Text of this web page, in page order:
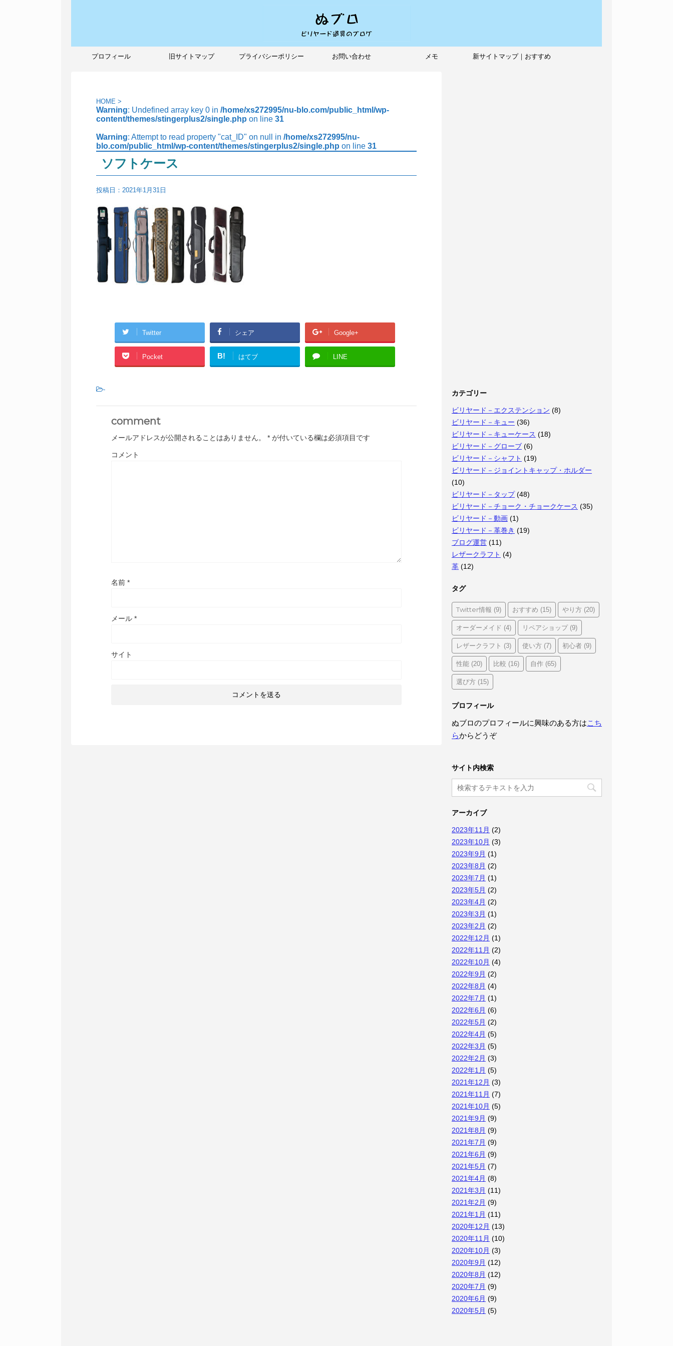
プロフィール 旧サイトマップ プライバシーポリシー お問い合わせ メモ 新サイトマップ｜おすすめ
HOME >
Warning: Undefined array key 0 in /home/xs272995/nu-blo.com/public_html/wp-
content/themes/stingerplus2/single.php on line 31
Warning: Attempt to read property "cat_ID" on null in /home/xs272995/nu-
blo.com/public_html/wp-content/themes/stingerplus2/single.php on line 31
ソフトケース
投稿日： 2021年1月31日
Twitter シェア Google+
Pocket B! はてブ LINE
-
comment
メールアドレスが公開されることはありません。 * が付いている欄は必須項目です
コメント
名前 *
メール *
サイト
カテゴリー
ビリヤード－エクステンション (8)
ビリヤード－キュー (36)
ビリヤード－キューケース (18)
ビリヤード－グローブ (6)
ビリヤード－シャフト (19)
ビリヤード－ジョイントキャップ・ホルダー
(10)
ビリヤード－タップ(48)
ビリヤード－チョーク・チョークケース (35)
ビリヤード－動画 (1)
ビリヤード－革巻き (19)
ブログ運営 (11)
レザークラフト (4)
革 (12)
タグ
Twitter情報 (9) おすすめ (15) やり方 (20)
オーダーメイド (4) リペアショップ(9)
レザークラフト (3) 使い方 (7) 初心者 (9)
性能 (20) 比較 (16) 自作 (65)
選び方 (15)
プロフィール
ぬブロのプロフィールに興味のある方はこち
らからどうぞ
サイト内検索
アーカイブ
2023年11月 (2)
2023年10月 (3)
2023年9月 (1)
2023年8月 (2)
2023年7月 (1)
2023年5月 (2)
2023年4月 (2)
2023年3月 (1)
2023年2月 (2)
2022年12月 (1)
2022年11月 (2)
2022年10月 (4)
2022年9月 (2)
2022年8月 (4)
2022年7月 (1)
2022年6月 (6)
2022年5月 (2)
2022年4月 (5)
2022年3月 (5)
2022年2月 (3)
2022年1月 (5)
2021年12月 (3)
2021年11月 (7)
2021年10月 (5)
2021年9月 (9)
2021年8月 (9)
2021年7月 (9)
2021年6月 (9)
2021年5月 (7)
2021年4月 (8)
2021年3月 (11)
2021年2月 (9)
2021年1月 (11)
2020年12月 (13)
2020年11月 (10)
2020年10月 (3)
2020年9月 (12)
2020年8月 (12)
2020年7月 (9)
2020年6月 (9)
2020年5月 (5)